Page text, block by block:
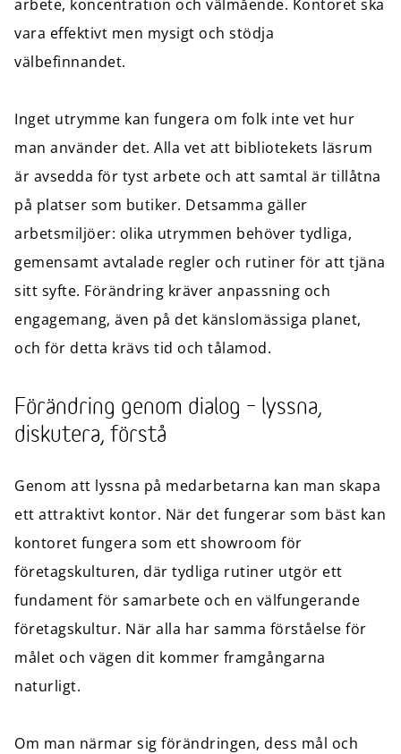
arbete, koncentration och välmående. Kontoret ska
vara effektivt men mysigt och stödja
välbefinnandet.
Inget utrymme kan fungera om folk inte vet hur
man använder det. Alla vet att bibliotekets läsrum
är avsedda för tyst arbete och att samtal är tillåtna
på platser som butiker. Detsamma gäller
arbetsmiljöer: olika utrymmen behöver tydliga,
gemensamt avtalade regler och rutiner för att tjäna
sitt syfte. Förändring kräver anpassning och
engagemang, även på det känslomässiga planet,
och för detta krävs tid och tålamod.
Förändring genom dialog – lyssna,
diskutera, förstå
Genom att lyssna på medarbetarna kan man skapa
ett attraktivt kontor. När det fungerar som bäst kan
kontoret fungera som ett showroom för
företagskulturen, där tydliga rutiner utgör ett
fundament för samarbete och en välfungerande
företagskultur. När alla har samma förståelse för
målet och vägen dit kommer framgångarna
naturligt.
Om man närmar sig förändringen, dess mål och